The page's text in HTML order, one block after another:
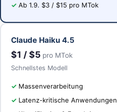
Ab 1.9. $3 / $15 pro MTok
Claude Haiku 4.5
$1 / $5 pro MTok
Schnellstes Modell
Massenverarbeitung
Latenz-kritische Anwendungen